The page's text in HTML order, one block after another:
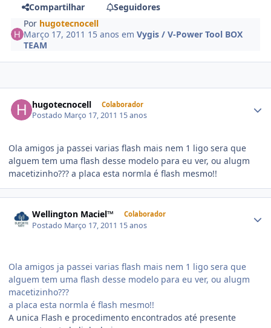
Compartilhar
Seguidores
Por hugotecnocell
Março 17, 2011 15 anos emVygis / V-Power Tool BOX
TEAM
hugotecnocell Colaborador
Postado Março 17, 2011 15 anos
Ola amigos ja passei varias flash mais nem 1 ligo sera que
alguem tem uma flash desse modelo para eu ver, ou alugm
macetizinho??? a placa esta normla é flash mesmo!!
Wellington Maciel™ Colaborador
Postado Março 17, 2011 15 anos
Ola amigos ja passei varias flash mais nem 1 ligo sera que
alguem tem uma flash desse modelo para eu ver, ou alugm
macetizinho???
a placa esta normla é flash mesmo!!
A unica Flash e procedimento encontrados até presente